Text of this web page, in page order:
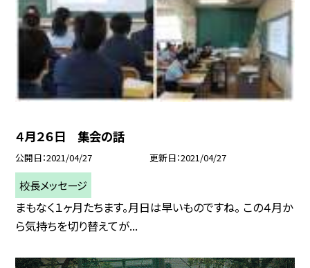
４月２６日 集会の話
公開日 2021/04/27 更新日 2021/04/27
校長メッセージ
まもなく１ヶ月たちます。月日は早いものですね。 この４月か
ら気持ちを切り替えてが...